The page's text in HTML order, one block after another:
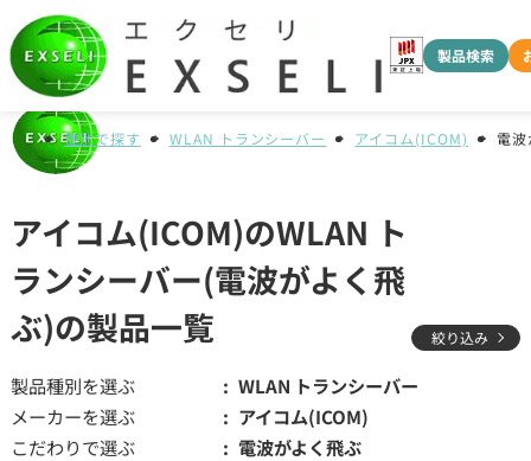
製品検索
種別で探す WLAN トランシーバー アイコム(ICOM) 電
アイコム(ICOM)のWLAN ト
ランシーバー(電波がよく飛
ぶ)の製品一覧
絞り込み
製品種別を選ぶ
WLAN トランシーバー
メーカーを選ぶ
アイコム(ICOM)
こだわりで選ぶ
電波がよく飛ぶ